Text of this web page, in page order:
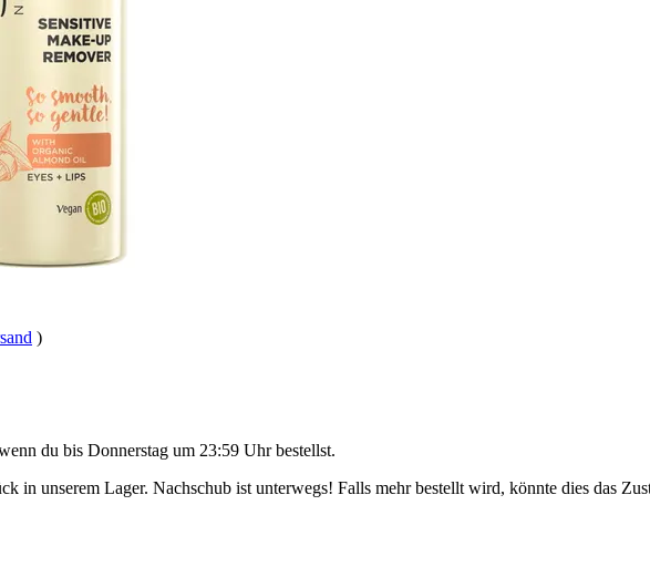
)
du bis Donnerstag um 23:59 Uhrbestellst.
in unserem Lager. Nachschub ist unterwegs! Falls mehr bestellt wird, könnte dies das